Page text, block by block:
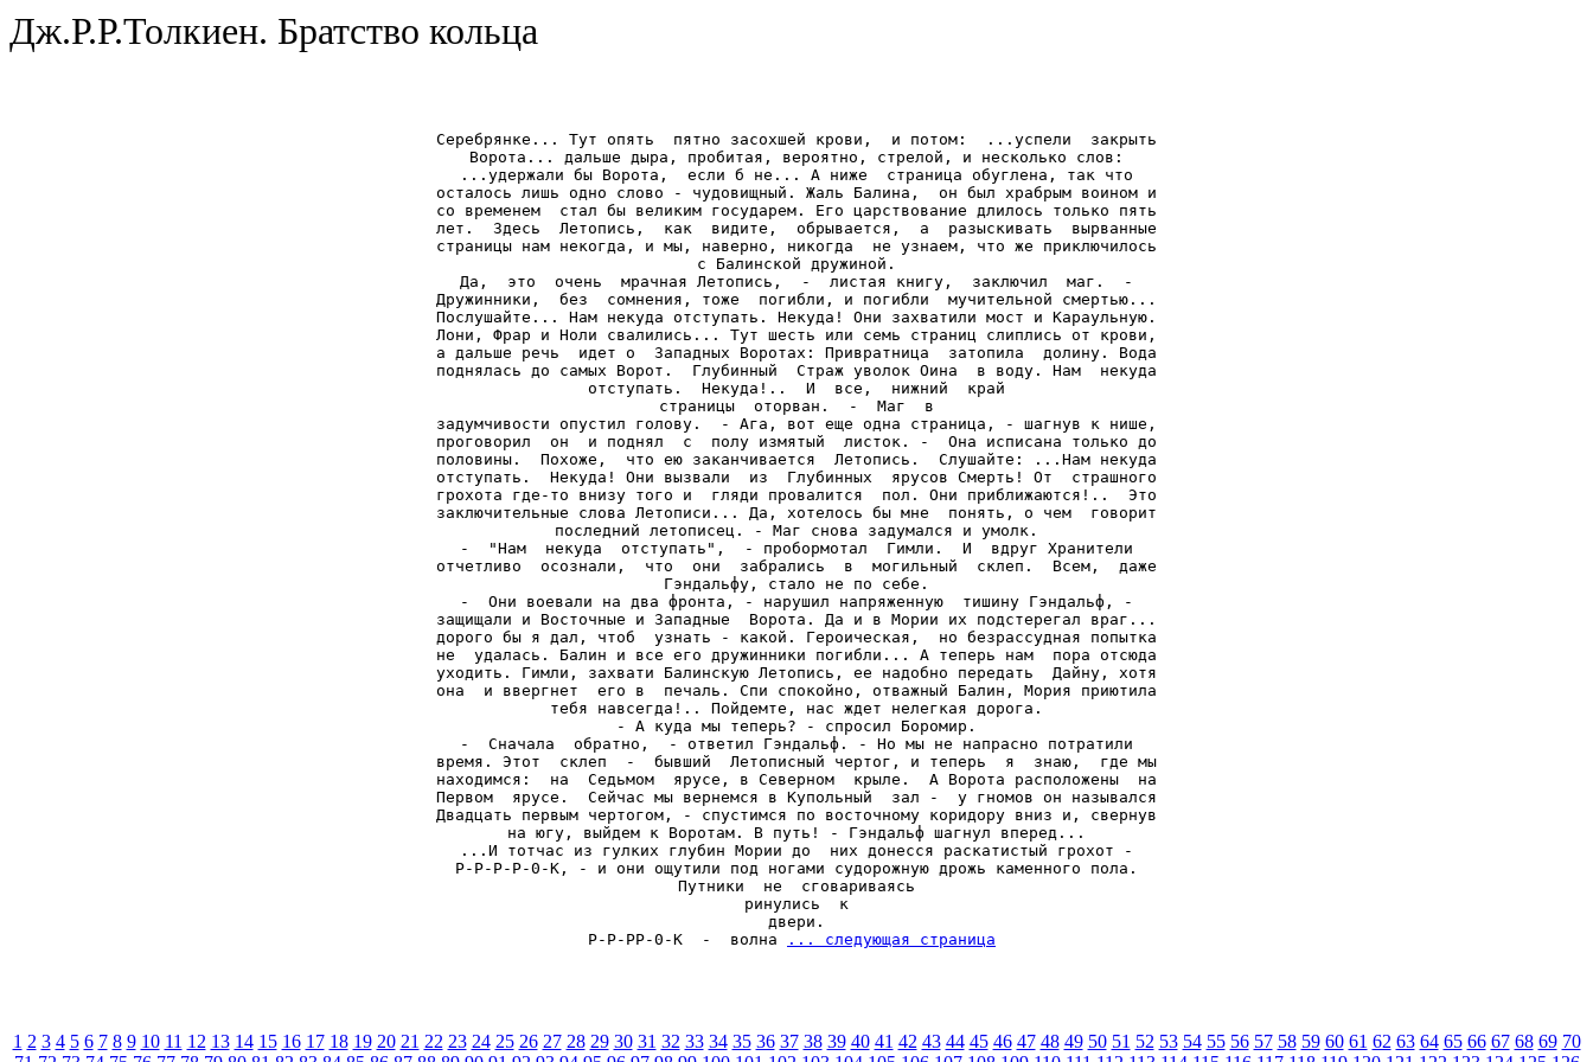
Дж.Р.Р.Толкиен. Братство кольца
Серебрянке... Тут опять  пятно засохшей крови,  и потом:  ...успели  закрыть
Ворота... дальше дыра, пробитая, вероятно, стрелой, и несколько слов:
...удержали бы Ворота,  если б не... А ниже  страница обуглена, так что
осталось лишь одно слово - чудовищный. Жаль Балина,  он был храбрым воином и
со временем  стал бы великим государем. Его царствование длилось только пять
лет.  Здесь  Летопись,  как  видите,  обрывается,  а  разыскивать  вырванные
страницы нам некогда, и мы, наверно, никогда  не узнаем, что же приключилось
с Балинской дружиной.
Да,  это  очень  мрачная Летопись,  -  листая книгу,  заключил  маг.  -
Дружинники,  без  сомнения, тоже  погибли, и погибли  мучительной смертью...
Послушайте... Нам некуда отступать. Некуда! Они захватили мост и Караульную.
Лони, Фрар и Ноли свалились... Тут шесть или семь страниц слиплись от крови,
а дальше речь  идет о  Западных Воротах: Привратница  затопила  долину. Вода
поднялась до самых Ворот.  Глубинный  Страж уволок Оина  в воду. Нам  некуда
отступать.  Некуда!..  И  все,  нижний  край
страницы  оторван.  -  Маг  в
задумчивости опустил голову.  - Ага, вот еще одна страница, - шагнув к нише,
проговорил  он  и поднял  с  полу измятый  листок. -  Она исписана только до
половины.  Похоже,  что ею заканчивается  Летопись.  Слушайте: ...Нам некуда
отступать.  Некуда! Они вызвали  из  Глубинных  ярусов Смерть! От  страшного
грохота где-то внизу того и  гляди провалится  пол. Они приближаются!..  Это
заключительные слова Летописи... Да, хотелось бы мне  понять, о чем  говорит
последний летописец. - Маг снова задумался и умолк.
-  "Нам  некуда  отступать",  - пробормотал  Гимли.  И  вдруг Хранители
отчетливо  осознали,  что  они  забрались  в  могильный  склеп.  Всем,  даже
Гэндальфу, стало не по себе.
-  Они воевали на два фронта, - нарушил напряженную  тишину Гэндальф, -
защищали и Восточные и Западные  Ворота. Да и в Мории их подстерегал враг...
дорого бы я дал, чтоб  узнать - какой. Героическая,  но безрассудная попытка
не  удалась. Балин и все его дружинники погибли... А теперь нам  пора отсюда
уходить. Гимли, захвати Балинскую Летопись, ее надобно передать  Дайну, хотя
она  и ввергнет  его в  печаль. Спи спокойно, отважный Балин, Мория приютила
тебя навсегда!.. Пойдемте, нас ждет нелегкая дорога.
- А куда мы теперь? - спросил Боромир.
-  Сначала  обратно,  - ответил Гэндальф. - Но мы не напрасно потратили
время. Этот  склеп  -  бывший  Летописный чертог, и теперь  я  знаю,  где мы
находимся:  на  Седьмом  ярусе, в Северном  крыле.  А Ворота расположены  на
Первом  ярусе.  Сейчас мы вернемся в Купольный  зал -  у гномов он назывался
Двадцать первым чертогом, - спустимся по восточному коридору вниз и, свернув
на югу, выйдем к Воротам. В путь! - Гэндальф шагнул вперед...
...И тотчас из гулких глубин Мории до  них донесся раскатистый грохот -
Р-Р-Р-Р-0-К, - и они ощутили под ногами судорожную дрожь каменного пола.
Путники  не  сговариваясь
ринулись  к
двери.
Р-Р-РР-0-К  -  волна
... следующая страница
1 2 3 4 5 6 7 8 9 10 11 12 13 14 15 16 17 18 19 20 21 22 23 24 25 26 27 28 29 30 31 32 33 34 35 36 37 38 39 40 41 42 43 44 45 46 47 48 49 50 51 52 53 54 55 56 57 58 59 60 61 62 63 64 65 66 67 68 69 70